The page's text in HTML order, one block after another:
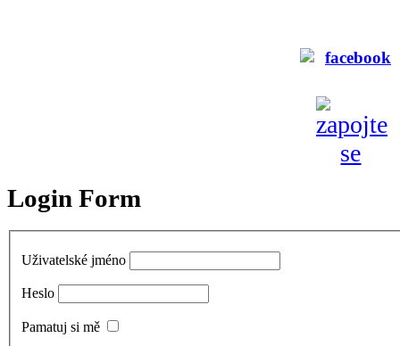
Login Form
Uživatelské jméno
Heslo
Pamatuj si mě